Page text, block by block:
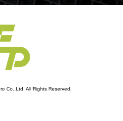
Co.,Ltd. All Rights Reserved.